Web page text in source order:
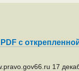
с
17